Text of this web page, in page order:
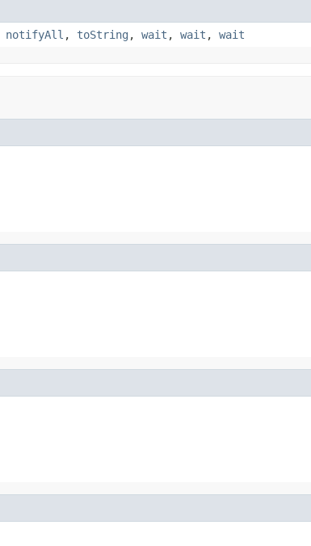
notifyAll , toString , wait , wait , wait